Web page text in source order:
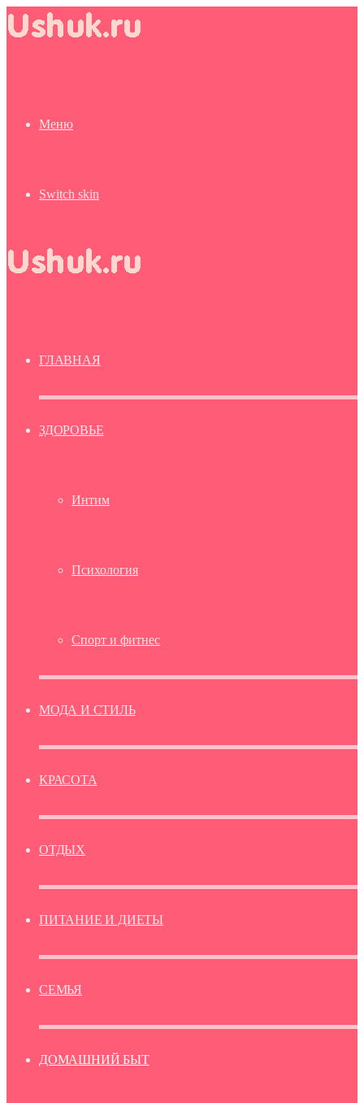
Меню
Switch skin
ГЛАВНАЯ
ЗДОРОВЬЕ
Интим
Психология
Спорт и фитнес
МОДА И СТИЛЬ
КРАСОТА
ОТДЫХ
ПИТАНИЕ И ДИЕТЫ
СЕМЬЯ
ДОМАШНИЙ БЫТ